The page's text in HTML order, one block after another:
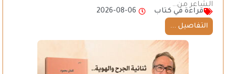
الشاعر من…
قراءة في كتاب
2026-08-06
التفاصيل ...